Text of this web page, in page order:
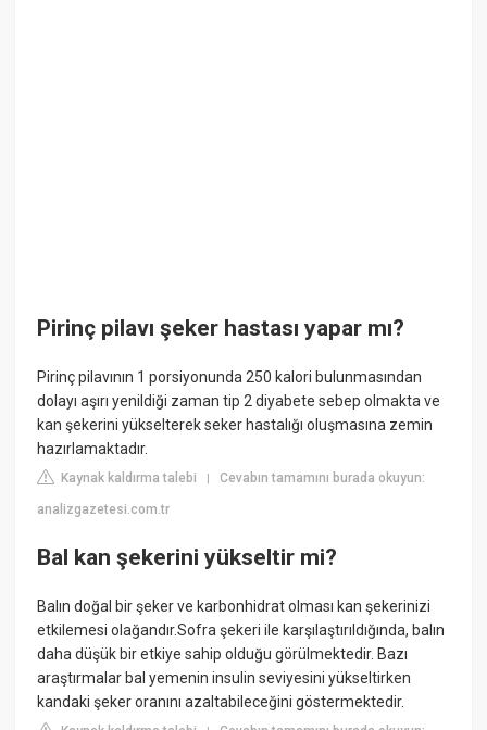
Pirinç pilavı şeker hastası yapar mı?
Pirinç pilavının 1 porsiyonunda 250 kalori bulunmasından
dolayı aşırı yenildiği zaman tip 2 diyabete sebep olmakta ve
kan şekerini yükselterek seker hastalığı oluşmasına zemin
hazırlamaktadır.
Kaynak kaldırma talebi |Cevabın tamamını burada okuyun:
analizgazetesi.com.tr
Bal kan şekerini yükseltir mi?
Balın doğal bir şeker ve karbonhidrat olması kan şekerinizi
etkilemesi olağandır.Sofra şekeri ile karşılaştırıldığında, balın
daha düşük bir etkiye sahip olduğu görülmektedir. Bazı
araştırmalar bal yemenin insulin seviyesini yükseltirken
kandaki şeker oranını azaltabileceğini göstermektedir.